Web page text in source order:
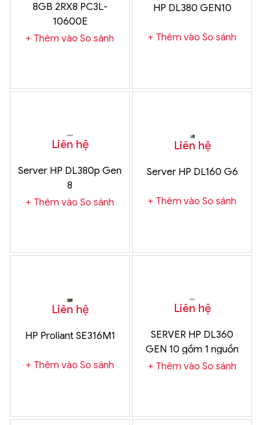
8GB 2RX8 PC3L-
10600E
Thêm vào So sánh
HP DL380 GEN10
Thêm vào So sánh
Liên hệ
Server HP DL380p Gen
8
Thêm vào So sánh
Liên hệ
Server HP DL160 G6
Thêm vào So sánh
Liên hệ
HP Proliant SE316M1
Thêm vào So sánh
Liên hệ
SERVER HP DL360
GEN 10 gồm 1 nguồn
500W
Thêm vào So sánh